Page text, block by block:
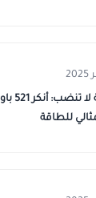
قوة متنقلة
للطاقة